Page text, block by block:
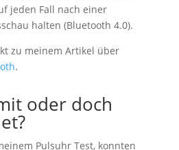
jeden Fall nach einer
halten (Bluetooth 4.0).
zu meinem Artikel über
.
oder doch
Pulsuhr Test, konnten